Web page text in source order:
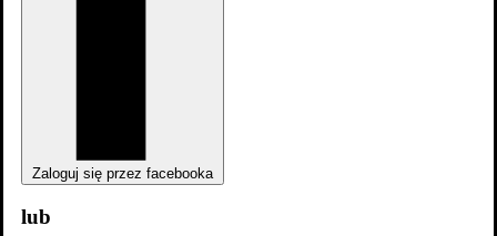
Reżyseria
Średnia
Twoja ocena
Zaloguj się przez facebooka
lub